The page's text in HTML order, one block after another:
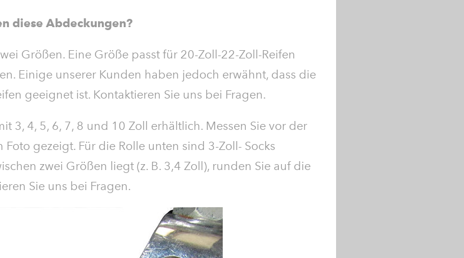
diese Abdeckungen?
Größen. Eine Größe passt für 20-Zoll-22-Zoll-Reifen
Einige unserer Kunden haben jedoch erwähnt, dass die
geeignet ist. Kontaktieren Sie uns bei Fragen.
3, 4, 5, 6, 7, 8 und 10 Zoll erhältlich. Messen Sie vor der
gezeigt. Für die Rolle unten sind 3-Zoll- Socks
zwei Größen liegt (z. B. 3,4 Zoll), runden Sie auf die
Sie uns bei Fragen.